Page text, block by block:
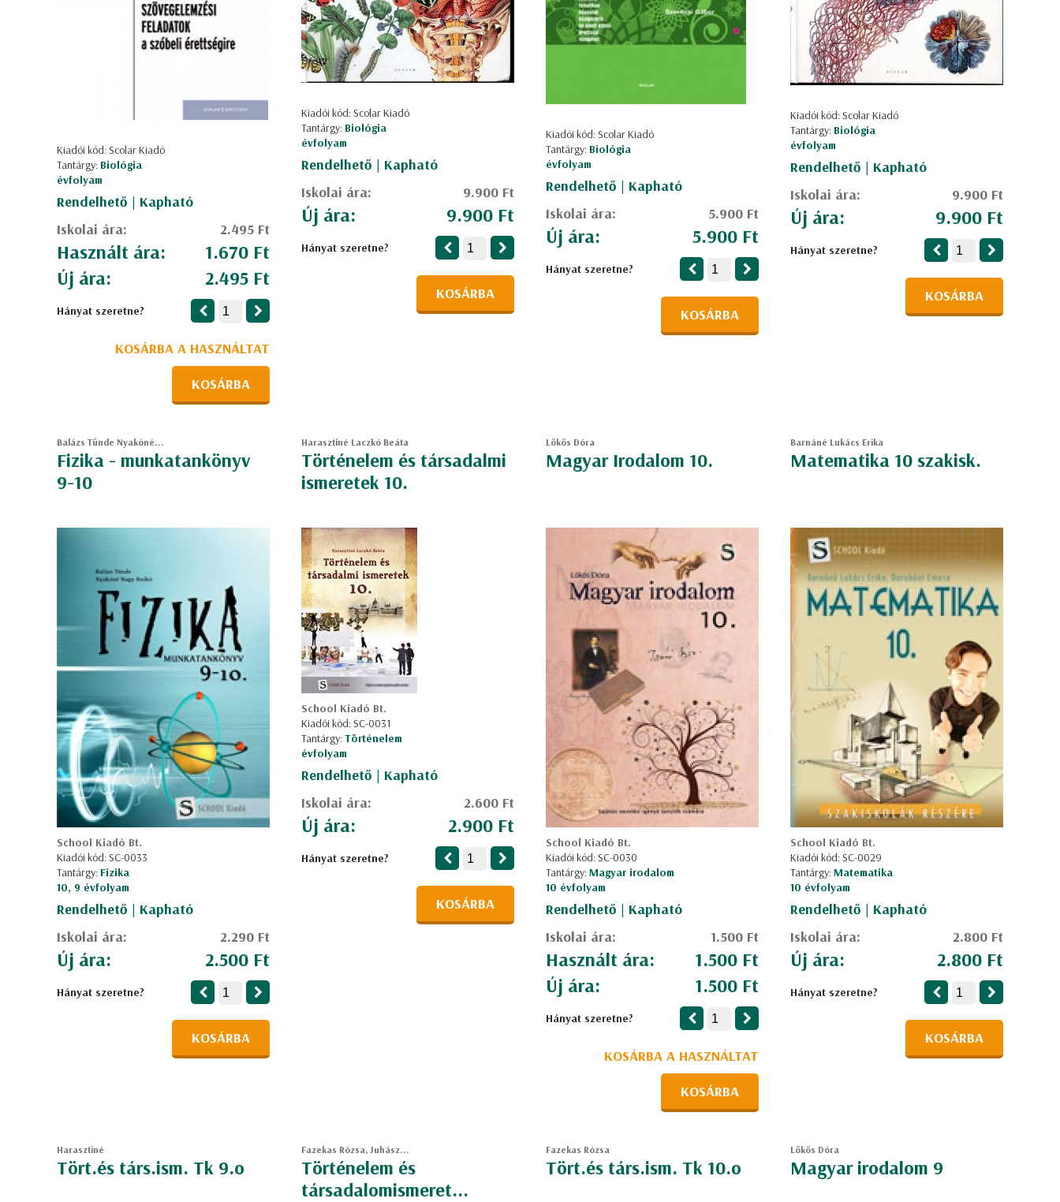
Kiadói kód: Scolar Kiadó
Tantárgy: Biológia
évfolyam
Rendelhető | Kapható
Iskolai ára:
2.495 Ft
Használt ára:
1.670 Ft
Új ára:
2.495 Ft
Hányat szeretne?
KOSÁRBA A HASZNÁLTAT
KOSÁRBA
Kiadói kód: Scolar Kiadó
Tantárgy: Biológia
évfolyam
Rendelhető | Kapható
Iskolai ára:
9.900 Ft
Új ára: 9.900 Ft
Hányat szeretne?
KOSÁRBA
Kiadói kód: Scolar Kiadó
Tantárgy: Biológia
évfolyam
Rendelhető | Kapható
Iskolai ára:
5.900 Ft
Új ára: 5.900 Ft
Hányat szeretne?
KOSÁRBA
Kiadói kód: Scolar Kiadó
Tantárgy: Biológia
évfolyam
Rendelhető | Kapható
Iskolai ára:
9.900 Ft
Új ára: 9.900 Ft
Hányat szeretne?
KOSÁRBA
Balázs Tünde Nyakóné...
Fizika - munkatankönyv
9-10
School Kiadó Bt.
Kiadói kód: SC-0033
Tantárgy: Fizika
10, 9 évfolyam
Rendelhető | Kapható
Iskolai ára:
2.290 Ft
Új ára: 2.500 Ft
Hányat szeretne?
KOSÁRBA
Harasztiné Laczkó Beáta
Történelem és társadalmi
ismeretek 10.
School Kiadó Bt.
Kiadói kód: SC-0031
Tantárgy:Történelem
évfolyam
Rendelhető | Kapható
Iskolai ára:
2.600 Ft
Új ára: 2.900 Ft
Hányat szeretne?
KOSÁRBA
Lökös Dóra
Magyar Irodalom 10.
School Kiadó Bt.
Kiadói kód: SC-0030
Tantárgy:Magyar irodalom
10 évfolyam
Rendelhető | Kapható
Iskolai ára:
1.500 Ft
Használt ára:
1.500 Ft
Új ára:
1.500 Ft
Hányat szeretne?
KOSÁRBA A HASZNÁLTAT
KOSÁRBA
Barnáné Lukács Erika
Matematika 10 szakisk.
School Kiadó Bt.
Kiadói kód: SC-0029
Tantárgy:Matematika
10 évfolyam
Rendelhető | Kapható
Iskolai ára:
2.800 Ft
Új ára: 2.800 Ft
Hányat szeretne?
KOSÁRBA
Harasztiné
Tört.és társ.ism. Tk 9.o
Fazekas Rózsa, Juhász...
Történelem és
társadalomismeret...
Fazekas Rózsa
Tört.és társ.ism. Tk 10.o
Lökös Dóra
Magyar irodalom 9